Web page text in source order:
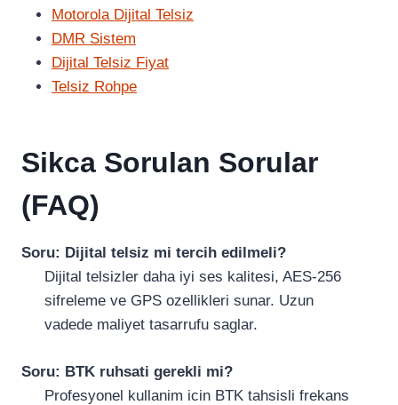
Motorola Dijital Telsiz
DMR Sistem
Dijital Telsiz Fiyat
Telsiz Rohpe
Sikca Sorulan Sorular
(FAQ)
Soru: Dijital telsiz mi tercih edilmeli?
Dijital telsizler daha iyi ses kalitesi, AES-256
sifreleme ve GPS ozellikleri sunar. Uzun
vadede maliyet tasarrufu saglar.
Soru: BTK ruhsati gerekli mi?
Profesyonel kullanim icin BTK tahsisli frekans